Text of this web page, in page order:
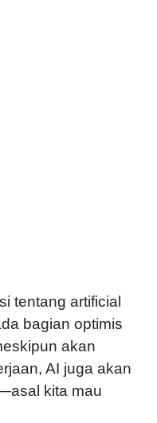
tentang artificial
bagian optimis
akan
AI juga akan
kita mau